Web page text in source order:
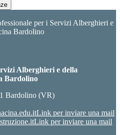
per i Servizi Alberghieri e
Bardolino
Alberghieri e della
Bardolino
Bardolino (VR)
Link per inviare una mail
Link per inviare una mail